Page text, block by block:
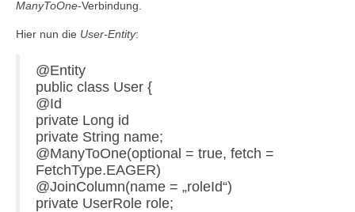
ManyToOne-Verbindung.
Hier nun die User-Entity:
@Entity
public class User {
@Id
private Long id
private String name;
@ManyToOne(optional = true, fetch =
FetchType.EAGER)
@JoinColumn(name = „roleId“)
private UserRole role;